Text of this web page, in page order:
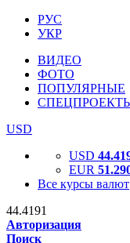
РУС
УКР
ВИДЕО
ФОТО
ПОПУЛЯРНЫЕ
USD
USD
EUR
Все курсы валют
44.4191
Авторизация
Поиск